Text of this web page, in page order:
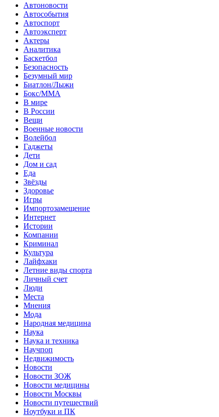
Автоновости
Автособытия
Автоспорт
Автоэксперт
Актеры
Аналитика
Баскетбол
Безопасность
Безумный мир
Биатлон/Лыжи
Бокс/MMA
В мире
В России
Вещи
Военные новости
Волейбол
Гаджеты
Дети
Дом и сад
Еда
Звёзды
Здоровье
Игры
Импортозамещение
Интернет
Истории
Компании
Криминал
Культура
Лайфхаки
Летние виды спорта
Личный счет
Люди
Места
Мнения
Мода
Народная медицина
Наука
Наука и техника
Научпоп
Недвижимость
Новости
Новости ЗОЖ
Новости медицины
Новости Москвы
Новости путешествий
Ноутбуки и ПК